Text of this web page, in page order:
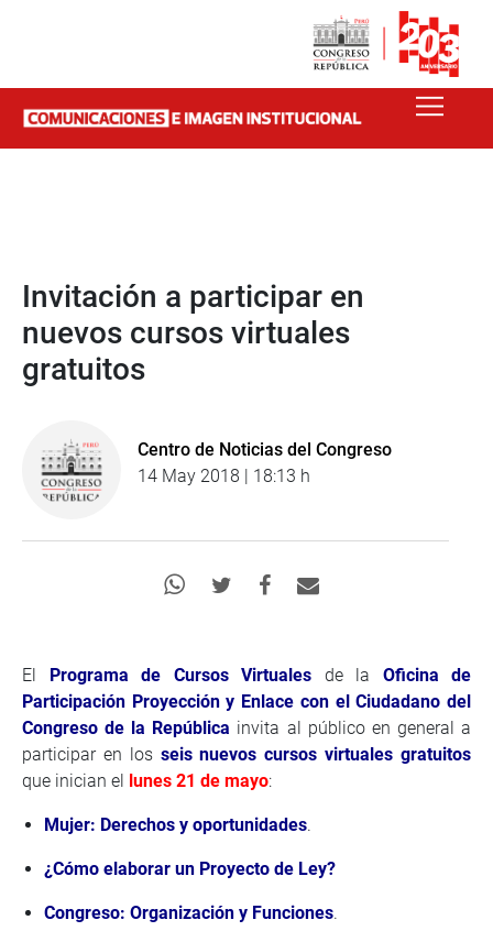
Invitación a participar en
nuevos cursos virtuales
gratuitos
Centro de Noticias del Congreso
14 May 2018 | 18:13 h
El Programa de Cursos Virtuales de la Oficina de
Participación Proyección y Enlace con el Ciudadano del
Congreso de la República invita al público en general a
participar en los seis nuevos cursos virtuales gratuitos
que inician el lunes 21 de mayo:
Mujer: Derechos y oportunidades.
¿Cómo elaborar un Proyecto de Ley?
Congreso: Organización y Funciones.